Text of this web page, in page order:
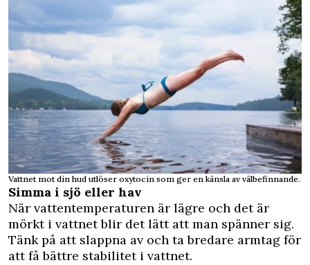
Vattnet mot din hud utlöser oxytocin som ger en känsla av välbefinnande.
Simma i sjö eller hav
När vattentemperaturen är lägre och det är
mörkt i vattnet blir det lätt att man spänner sig.
Tänk på att slappna av och ta bredare armtag för
att få bättre stabilitet i vattnet.